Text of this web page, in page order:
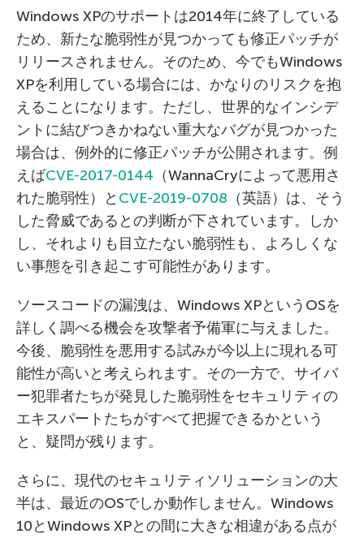
Windows XPのサポートは2014年に終了している
ため、新たな脆弱性が見つかっても修正パッチが
リリースされません。そのため、今でもWindows
XPを利用している場合には、かなりのリスクを抱
えることになります。ただし、世界的なインシデ
ントに結びつきかねない重大なバグが見つかった
場合は、例外的に修正パッチが公開されます。例
えばCVE-2017-0144 （WannaCryによって悪用さ
れた脆弱性）と CVE-2019-0708 （英語）は、そう
した脅威であるとの判断が下されています。しか
し、それよりも目立たない脆弱性も、よろしくな
い事態を引き起こす可能性があります。
ソースコードの漏洩は、Windows XPというOSを
詳しく調べる機会を攻撃者予備軍に与えました。
今後、脆弱性を悪用する試みが今以上に現れる可
能性が高いと考えられます。その一方で、サイバ
ー犯罪者たちが発見した脆弱性をセキュリティの
エキスパートたちがすべて把握できるかという
と、疑問が残ります。
さらに、現代のセキュリティソリューションの大
半は、最近のOSでしか動作しません。Windows
10とWindows XPとの間に大きな相違がある点が